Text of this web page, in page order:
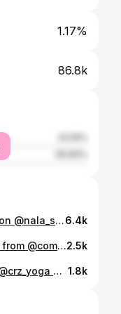
1.17%
86.8k
La última novedad en texturas con @nala_spain_ 💗 Una colección pensada para el cuidado corporal, con más del 90 % de ingredientes naturales y aromas irresistibles. Cada producto, desde la bomba de baño, el gel y el exfoliante, hasta el sorbet y el desodorante en crema, convierte tu rutina diaria en un ritual de bienestar ✨ Si buscas una piel suave, hidratada y con un aroma increíble… ¡tienes que probarlos! #NALA #CuidadoNatural #SpaEnCasa #BeautyRoutine #SelfCare #Publi6.4k
Obsessed with these fall outfits from @commense.official 🤎✨ Watch till the end to see my favorite! Use paulatomasp_12 for 12% OFF 👉🏼 www.commense.com LOOK 1 • Denim Collar Metal Button V-Neck Knit Top • Mid-Waist Bootcut Denim Jeans Without Belt • PU Large-Capacity Tote Bag • Kitten Suede Knee-High Boots LOOK 2 • Solid Wide Leg Pants Without Belt • One-Shoulder Long Sleeve Blouse • Top Woven-Handle Crescent Bag • Kisumu Hues Belt • Elegant Gold-Tone Cuff Bracelet LOOK 3 • Denim Short Trench Coat • Bra-Free Long Sleeve Backless Bodysuit • High-Waisted Double-Button Straight-Leg Denim Pants • Curved Striped Handle PU Leather Bag #commense #commensereview #tryon #haul #commensefashion #fashion #contentcreater2.5k
so in love with this brown set🤎 @crz_yoga You can easily find it on their website or on Amazon @crzyoga_europe 🫶🏼 The quality is amazing, it fits so well and I’m absolutely in love with it ✨ So grateful🥹 #butterlift #amazonfinds #amazonfashioneu 1.8k